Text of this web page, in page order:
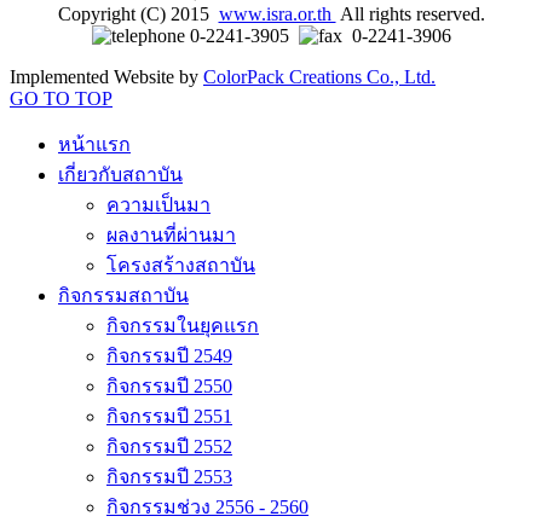
Copyright (C) 2015 www.isra.or.th All rights reserved.
0-2241-3905
0-2241-3906
Implemented Website by ColorPack Creations Co., Ltd.
GO TO TOP
หน้าแรก
เกี่ยวกับสถาบัน
ความเป็นมา
ผลงานที่ผ่านมา
โครงสร้างสถาบัน
กิจกรรมสถาบัน
กิจกรรมในยุคแรก
กิจกรรมปี 2549
กิจกรรมปี 2550
กิจกรรมปี 2551
กิจกรรมปี 2552
กิจกรรมปี 2553
กิจกรรมช่วง 2556 - 2560